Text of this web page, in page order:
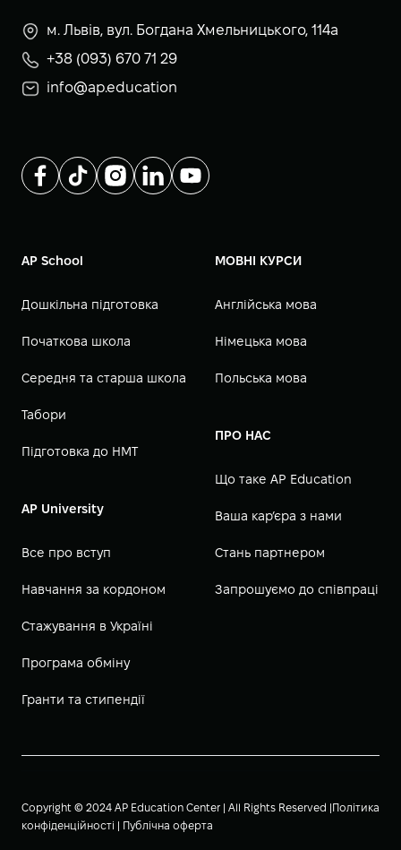
м. Львів, вул. Богдана Хмельницького, 114а
+38 (093) 670 71 29
info@ap.education
AP School
Дошкільна підготовка
Початкова школа
Середня та старша школа
Табори
Підготовка до НМТ
AP University
Все про вступ
Навчання за кордоном
Стажування в Україні
Програма обміну
Гранти та стипендії
МОВНІ КУРСИ
Англійська мова
Німецька мова
Польська мова
ПРО НАС
Що таке AP Education
Ваша кар’єра з нами
Стань партнером
Запрошуємо до співпраці
Copyright © 2024 AP Education Center | All Rights Reserved |
Політика
конфіденційності
Публічна оферта